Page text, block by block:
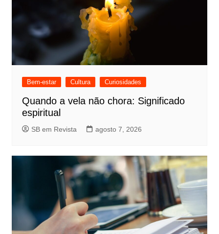
Bem-estar Cultura Curiosidades
Quando a vela não chora: Significado
espiritual
SB em Revista agosto 7, 2026